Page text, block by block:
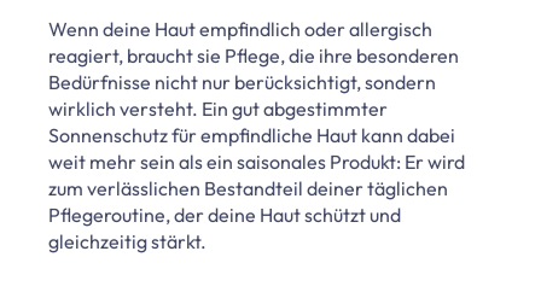
Wenn deine Haut empfindlich oder allergisch
reagiert, braucht sie Pflege, die ihre besonderen
Bedürfnisse nicht nur berücksichtigt, sondern
wirklich versteht. Ein gut abgestimmter
Sonnenschutz für empfindliche Haut kann dabei
weit mehr sein als ein saisonales Produkt: Er wird
zum verlässlichen Bestandteil deiner täglichen
Pflegeroutine, der deine Haut schützt und
gleichzeitig stärkt.